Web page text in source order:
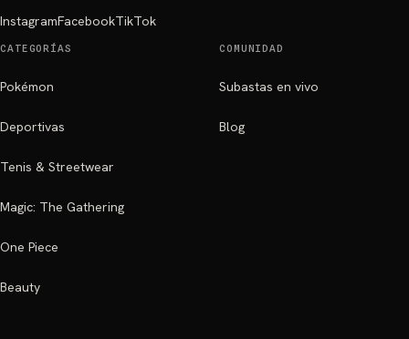
InstagramFacebookTikTok
CATEGORÍAS
Pokémon
Deportivas
Tenis & Streetwear
Magic: The Gathering
One Piece
Beauty
COMUNIDAD
Subastas en vivo
Blog